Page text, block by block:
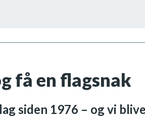
få en flagsnak
siden 1976 – og vi